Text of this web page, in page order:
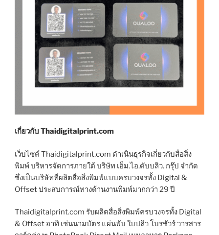
เกี่ยวกับ Thaidigitalprint.com
เว็บไซต์ Thaidigitalprint.com ดำเนินธุรกิจเกี่ยวกับสื่อสิ่ง
พิมพ์ บริหารจัดการภายใต้ บริษัท เอ็ม.ไอ.ดับบลิว. กรุ๊ป จำกัด
ซึ่งเป็นบริษัทที่ผลิตสื่อสิ่งพิมพ์แบบครบวงจรทั้ง Digital &
Offset ประสบการณ์ทางด้านงานพิมพ์มากกว่า 29 ปี
Thaidigitalprint.com รับผลิตสื่อสิ่งพิมพ์ครบวงจรทั้ง Digital
& Offset อาทิ เช่นนามบัตร แผ่นพับ ใบปลิว โบรชัวร์ วารสาร